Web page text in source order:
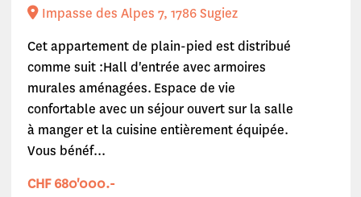
Impasse des Alpes 7, 1786 Sugiez
Cet appartement de plain-pied est distribué
comme suit :Hall d'entrée avec armoires
murales aménagées. Espace de vie
confortable avec un séjour ouvert sur la salle
à manger et la cuisine entièrement équipée.
Vous bénéf...
CHF 680'000.-